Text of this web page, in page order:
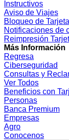
Instructivos
Aviso de Viajes
Bloqueo de
Notificaciones de
Reimpresión
Más Información
Regresa
Ciberseguridad
Consultas y
Ver Todos
Beneficios con
Personas
Banca Premium
Empresas
Agro
Conocenos